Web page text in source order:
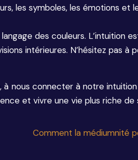
les symboles, les émotions et
des couleurs. L’intuition
intérieures. N’hésitez pas
nous connecter à notre
et vivre une vie plus riche
Comment la médiumnité